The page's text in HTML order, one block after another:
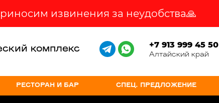
извинения за неудобства🙏
комплекс +7 913 999 45 50
Алтайский край
РЕСТОРАН И БАР СПЕЦ. ПРЕДЛОЖЕНИЕ